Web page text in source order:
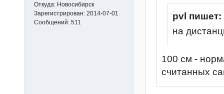
Откуда: Новосибирск
Зарегистрирован: 2014-07-01
Сообщений: 511
pvl пишет:
на
100 см -
считанных